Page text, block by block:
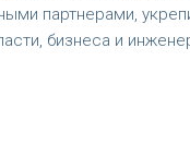
партнерами,
бизнеса и